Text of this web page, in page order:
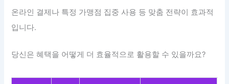
온라인 결제나 특정 가맹점 집중 사용 등 맞춤 전략이 효과적
입니다.
당신은 혜택을 어떻게 더 효율적으로 활용할 수 있을까요?